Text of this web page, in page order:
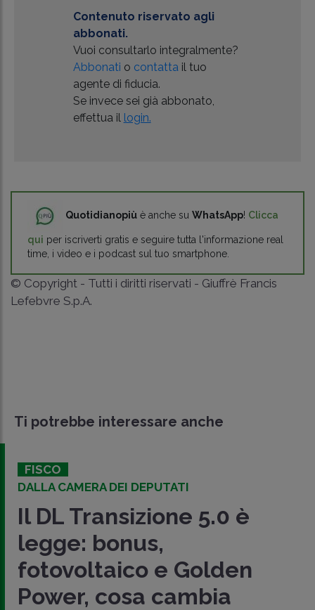
Contenuto riservato agli
abbonati.
Vuoi consultarlo integralmente?
Abbonati o contatta il tuo
agente di fiducia.
Se invece sei già abbonato,
effettua il login.
Quotidianopiù è anche su WhatsApp! Clicca
qui per iscriverti gratis e seguire tutta l'informazione real
time, i video e i podcast sul tuo smartphone.
© Copyright - Tutti i diritti riservati - Giuffrè Francis
Lefebvre S.p.A.
Ti potrebbe interessare anche
FISCO
DALLA CAMERA DEI DEPUTATI
Il DL Transizione 5.0 è
legge: bonus,
fotovoltaico e Golden
Power, cosa cambia